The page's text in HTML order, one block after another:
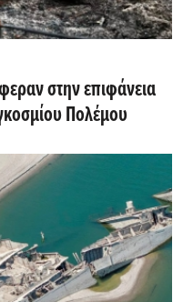
στην επιφάνεια
Πολέμου